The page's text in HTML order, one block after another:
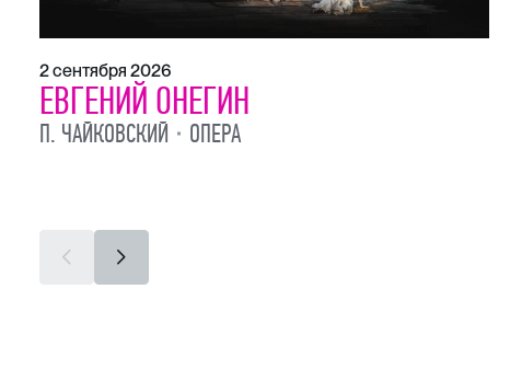
2 сентября 2026
ЕВГЕНИЙ ОНЕГИН
П. ЧАЙКОВСКИЙ ОПЕРА